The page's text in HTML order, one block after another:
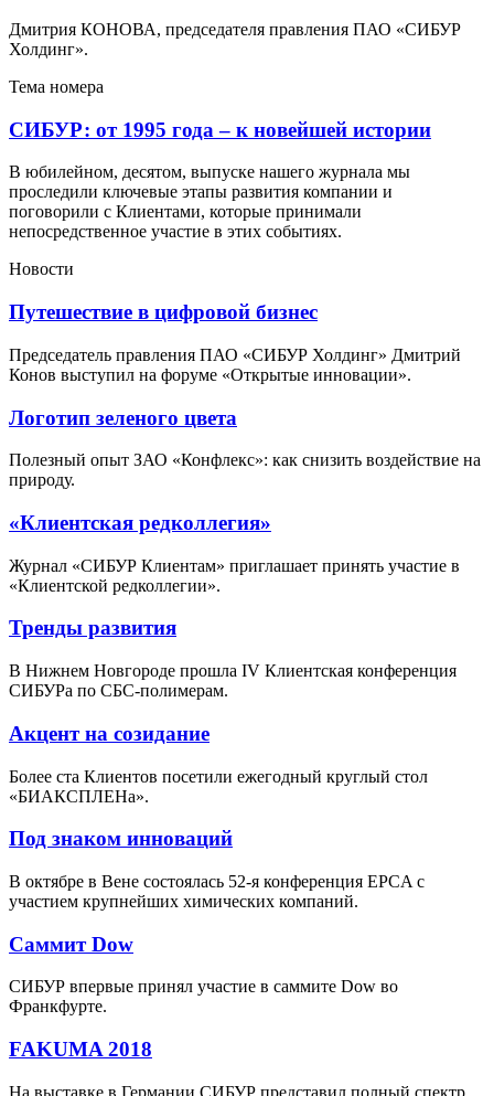
Дмитрия КОНОВА, председателя правления ПАО «СИБУР
Холдинг».
Тема номера
СИБУР: от 1995 года – к новейшей истории
В юбилейном, десятом, выпуске нашего журнала мы
проследили ключевые этапы развития компании и
поговорили с Клиентами, которые принимали
непосредственное участие в этих событиях.
Новости
Путешествие в цифровой бизнес
Председатель правления ПАО «СИБУР Холдинг» Дмитрий
Конов выступил на форуме «Открытые инновации».
Логотип зеленого цвета
Полезный опыт ЗАО «Конфлекс»: как снизить воздействие на
природу.
«Клиентская редколлегия»
Журнал «СИБУР Клиентам» приглашает принять участие в
«Клиентской редколлегии».
Тренды развития
В Нижнем Новгороде прошла IV Клиентская конференция
СИБУРа по СБС-полимерам.
Акцент на созидание
Более ста Клиентов посетили ежегодный круглый стол
«БИАКСПЛЕНа».
Под знаком инноваций
В октябре в Вене состоялась 52-я конференция EPCA с
участием крупнейших химических компаний.
Саммит Dow
СИБУР впервые принял участие в саммите Dow во
Франкфурте.
FAKUMA 2018
На выставке в Германии СИБУР представил полный спектр